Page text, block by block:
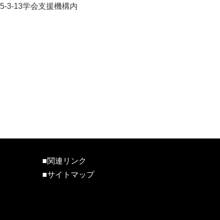
3-13学会支援機構内
■関連リンク
■サイトマップ